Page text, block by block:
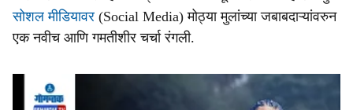
सोशल मीडियावर (Social Media) मोठ्या मुलांच्या जबाबदाऱ्यांवरुन
एक नवीच आणि गमतीशीर चर्चा रंगली.